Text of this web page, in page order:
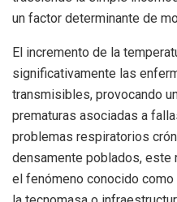
un factor determinante de
El incremento de la
significativamente las
transmisibles, provocando
prematuras asociadas a
problemas respiratorios
densamente poblados,
el fenómeno conocido